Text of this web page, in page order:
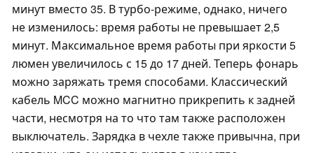
минут вместо 35. В турбо-режиме, однако, ничего
не изменилось: время работы не превышает 2,5
минут. Максимальное время работы при яркости 5
люмен увеличилось с 15 до 17 дней. Теперь фонарь
можно заряжать тремя способами. Классический
кабель MCC можно магнитно прикрепить к задней
части, несмотря на то что там также расположен
выключатель. Зарядка в чехле также привычна, при